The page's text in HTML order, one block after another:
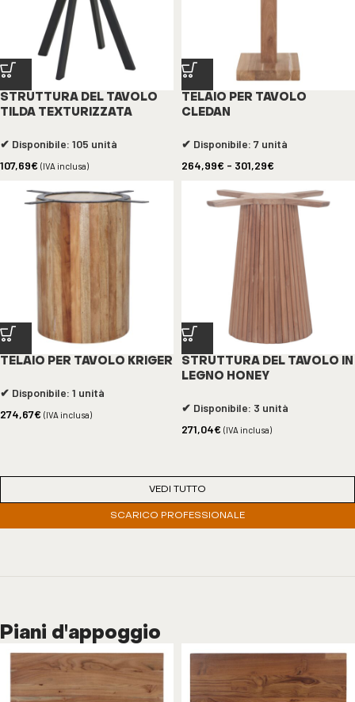
STRUTTURA DEL TAVOLO
TILDA TEXTURIZZATA
✔ Disponibile: 105 unità
107,69€ (IVA inclusa)
TELAIO PER TAVOLO
CLEDAN
✔ Disponibile: 7 unità
264,99€ - 301,29€
TELAIO PER TAVOLO KRIGER
✔ Disponibile: 1 unità
274,67€ (IVA inclusa)
STRUTTURA DEL TAVOLO IN
LEGNO HONEY
✔ Disponibile: 3 unità
271,04€ (IVA inclusa)
VEDI TUTTO
SCARICO PROFESSIONALE
Piani d'appoggio